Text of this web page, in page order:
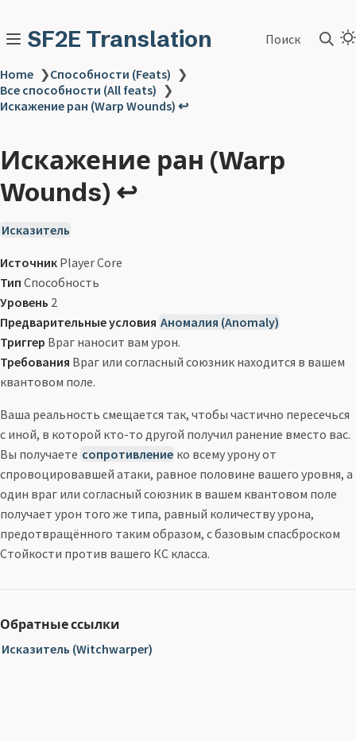
SF2E Translation Поиск
Home ❯Способности (Feats) ❯
Все способности (All feats) ❯
Искажение ран (Warp Wounds) ↩
Искажение ран (Warp
Wounds) ↩
Исказитель
Источник Player Core
Тип Способность
Уровень 2
Предварительные условия Аномалия (Anomaly)
Триггер Враг наносит вам урон.
Требования Враг или согласный союзник находится в вашем
квантовом поле.
Ваша реальность смещается так, чтобы частично пересечься
с иной, в которой кто-то другой получил ранение вместо вас.
Вы получаете сопротивление ко всему урону от
спровоцировавшей атаки, равное половине вашего уровня, а
один враг или согласный союзник в вашем квантовом поле
получает урон того же типа, равный количеству урона,
предотвращённого таким образом, с базовым спасброском
Стойкости против вашего КС класса.
Обратные ссылки
Исказитель (Witchwarper)